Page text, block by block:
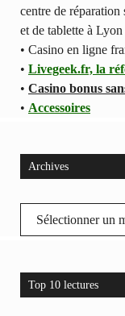
centre de réparation
et de tablette à
• Casino en ligne
• Livegeek.fr, la
• Casino bonus
• Accessoires
Archives
Archives
Top 10 lectures